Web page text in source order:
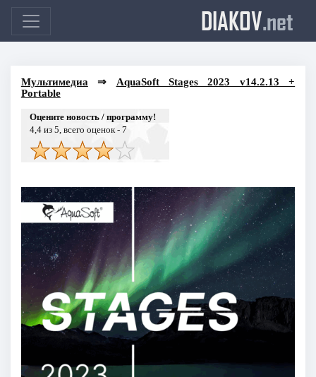
DIAKOV.net
Мультимедиа ⇒ AquaSoft Stages 2023 v14.2.13 +
Portable
Оцените новость / программу!
4,4из 5, всего оценок - 7